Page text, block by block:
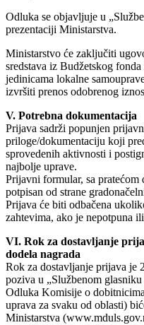
Odluka se objavljuje u
prezentaciji Ministarstva.
Ministarstvo će zaključiti
sredstava iz Budžetskog
jedinicama lokalne
izvršiti prenos odobrenog
V. Potrebna dokumentacija
Prijava sadrži popunjen
priloge/dokumentaciju koji
sprovedenih aktivnosti i
najbolje uprave.
Prijavni formular, sa
potpisan od strane
Prijava će biti odbačena
zahtevima, ako je nepotpuna
VI. Rok za dostavljanje
dodela nagrada
Rok za dostavljanje prijava je
poziva u „Službenom
Odluka Komisije o
uprava za svaku od oblasti)
Ministarstva